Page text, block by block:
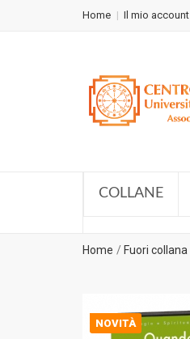
Home Il mio account
COLLANE
Home Fuori collana
NOVITÀ